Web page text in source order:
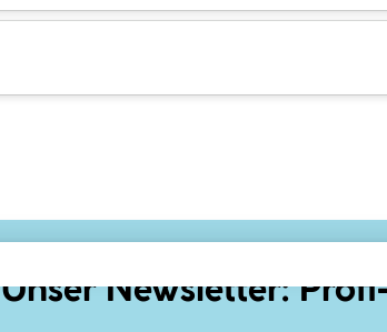
Unser Newsletter: